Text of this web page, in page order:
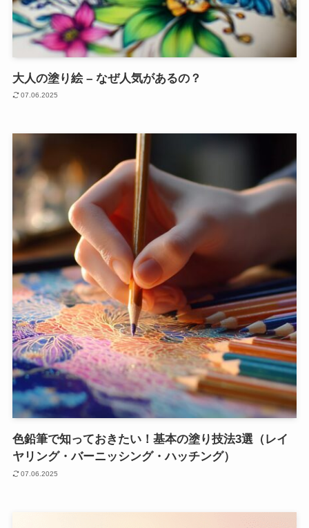
大人の塗り絵 – なぜ人気があるの？
07.06.2025
色鉛筆で知っておきたい！基本の塗り技法3選（レイ
ヤリング・バーニッシング・ハッチング）
07.06.2025